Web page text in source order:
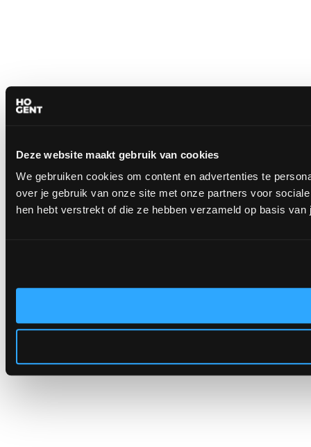
Deze website maakt gebruik van cookies
We gebruiken cookies om content en advertenties te
over je gebruik van onze site met onze partners voor
hen hebt verstrekt of die ze hebben verzameld op basis van